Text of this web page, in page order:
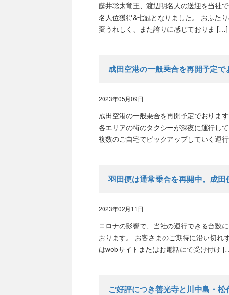
藤井聡太竜王、渡辺明名人の送迎を当社
名人位獲得&七冠となりました。 おふた
変うれしく、また誇りに感じておりま […]
成田空港の一般乗合を再開予定で
2023年05月09日
成田空港の一般乗合を再開予定でおりま
各エリアの街のタクシーが深夜に運行し
複数のご自宅でピックアップしていく運
羽田便は通常乗合を再開中。成田
2023年02月11日
コロナの影響で、当社の運行できる台数
おります。 お客さまのご期待に沿い切
はwebサイトまたはお電話にて受け付け
ご好評につき善光寺と川中島・